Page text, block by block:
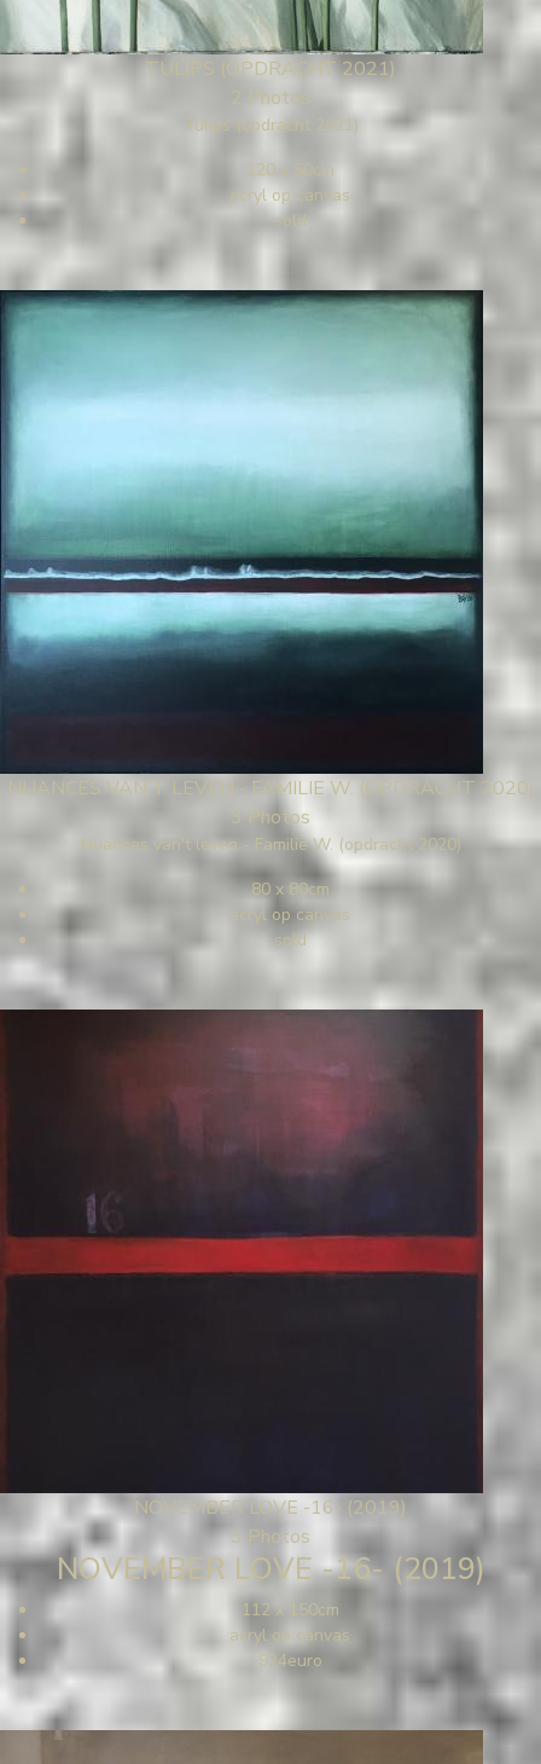
TULIPS (OPDRACHT 2021)
2 Photos
Tulips (opdracht 2021)
120 x 50cm
acryl op canvas
sold
NUANCES VAN'T LEVEN - FAMILIE W. (OPDRACHT 2020)
3 Photos
Nuances van't leven - Familie W. (opdracht 2020)
80 x 80cm
acryl op canvas
sold
NOVEMBER LOVE -16- (2019)
3 Photos
NOVEMBER LOVE -16- (2019)
112 x 150cm
acryl op canvas
924euro